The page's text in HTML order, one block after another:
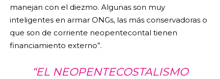
manejan con el diezmo. Algunas son muy
inteligentes en armar ONGs, las más conservadoras o
que son de corriente neopentecontal tienen
financiamiento externo”.
“EL NEOPENTECOSTALISMO